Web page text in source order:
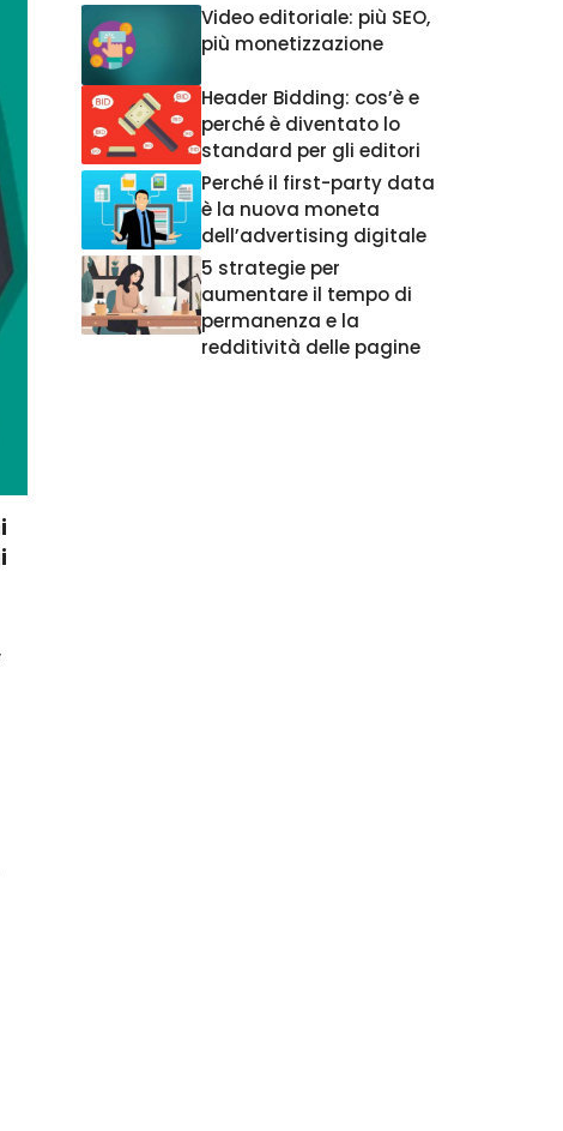
Video editoriale: più SEO,
più monetizzazione
Header Bidding: cos’è e
perché è diventato lo
standard per gli editori
Perché il first-party data
è la nuova moneta
dell’advertising digitale
5 strategie per
aumentare il tempo di
permanenza e la
redditività delle pagine